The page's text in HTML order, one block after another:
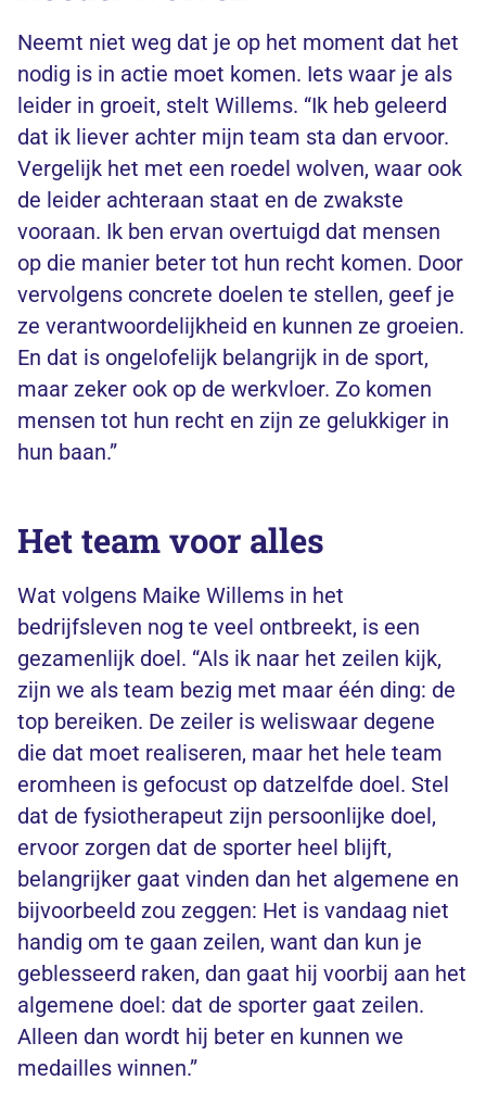
Neemt niet weg dat je op het moment dat het
nodig is in actie moet komen. Iets waar je als
leider in groeit, stelt Willems. “Ik heb geleerd
dat ik liever achter mijn team sta dan ervoor.
Vergelijk het met een roedel wolven, waar ook
de leider achteraan staat en de zwakste
vooraan. Ik ben ervan overtuigd dat mensen
op die manier beter tot hun recht komen. Door
vervolgens concrete doelen te stellen, geef je
ze verantwoordelijkheid en kunnen ze groeien.
En dat is ongelofelijk belangrijk in de sport,
maar zeker ook op de werkvloer. Zo komen
mensen tot hun recht en zijn ze gelukkiger in
hun baan.”
Het team voor alles
Wat volgens Maike Willems in het
bedrijfsleven nog te veel ontbreekt, is een
gezamenlijk doel. “Als ik naar het zeilen kijk,
zijn we als team bezig met maar één ding: de
top bereiken. De zeiler is weliswaar degene
die dat moet realiseren, maar het hele team
eromheen is gefocust op datzelfde doel. Stel
dat de fysiotherapeut zijn persoonlijke doel,
ervoor zorgen dat de sporter heel blijft,
belangrijker gaat vinden dan het algemene en
bijvoorbeeld zou zeggen: Het is vandaag niet
handig om te gaan zeilen, want dan kun je
geblesseerd raken, dan gaat hij voorbij aan het
algemene doel: dat de sporter gaat zeilen.
Alleen dan wordt hij beter en kunnen we
medailles winnen.”